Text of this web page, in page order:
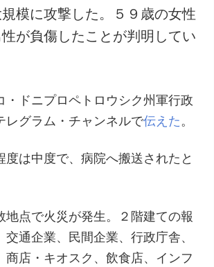
模に攻撃した。５９歳の女性
が負傷したことが判明してい
・ドニプロペトロウシク州軍行政
レグラム・チャンネルで伝えた 。
度は中度で、病院へ搬送されたと
地点で火災が発生。２階建ての報
交通企業、民間企業、行政庁舎、
商店・キオスク、飲食店、インフ